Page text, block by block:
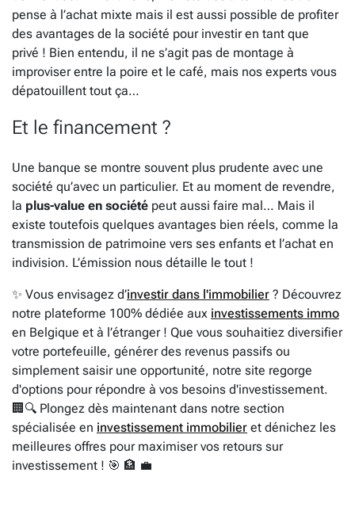
pense à l’achat mixte mais il est aussi possible de profiter
des avantages de la société pour investir en tant que
privé ! Bien entendu, il ne s’agit pas de montage à
improviser entre la poire et le café, mais nos experts vous
dépatouillent tout ça…
Et le financement ?
Une banque se montre souvent plus prudente avec une
société qu’avec un particulier. Et au moment de revendre,
la plus-value en société peut aussi faire mal… Mais il
existe toutefois quelques avantages bien réels, comme la
transmission de patrimoine vers ses enfants et l’achat en
indivision. L’émission nous détaille le tout !
✨ Vous envisagez d’investir dans l'immobilier ? Découvrez
notre plateforme 100% dédiée aux investissements immo
en Belgique et à l’étranger ! Que vous souhaitiez diversifier
votre portefeuille, générer des revenus passifs ou
simplement saisir une opportunité, notre site regorge
d'options pour répondre à vos besoins d'investissement.
🏢🔍 Plongez dès maintenant dans notre section
spécialisée en investissement immobilier et dénichez les
meilleures offres pour maximiser vos retours sur
investissement ! 🎯 🏦 💼